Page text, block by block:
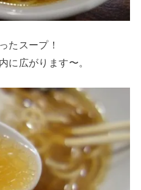
たスープ！
に広がります〜。